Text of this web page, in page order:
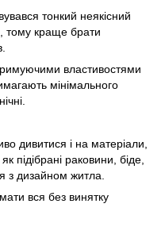
тонкий неякісний
тому краще брати
властивостями
мінімального
дивитися і на матеріали,
підібрані раковини, біде,
з дизайном житла.
вся без винятку